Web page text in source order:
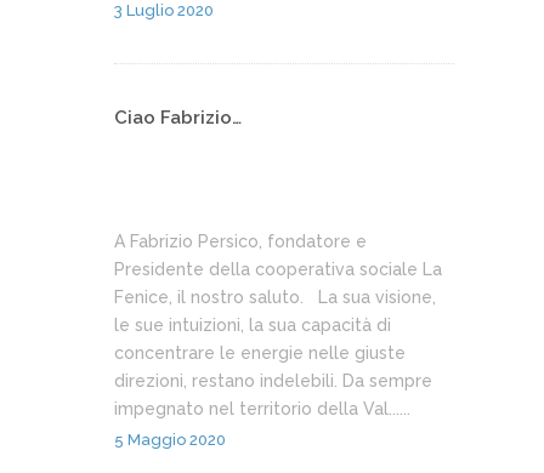
3 Luglio 2020
Ciao Fabrizio…
A Fabrizio Persico, fondatore e
Presidente della cooperativa sociale La
Fenice, il nostro saluto. La sua visione,
le sue intuizioni, la sua capacità di
concentrare le energie nelle giuste
direzioni, restano indelebili. Da sempre
impegnato nel territorio della Val......
5 Maggio 2020